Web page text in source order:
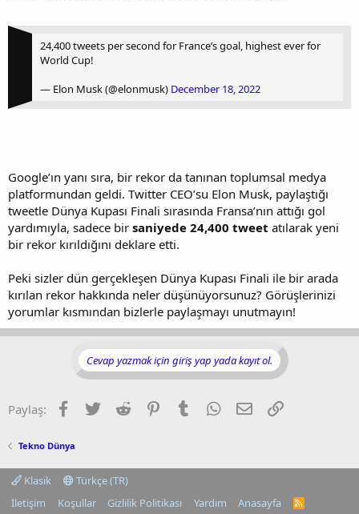
24,400 tweets per second for France’s goal, highest ever for
World Cup!
— Elon Musk (@elonmusk) December 18, 2022
Google’ın yanı sıra, bir rekor da tanınan toplumsal medya
platformundan geldi. Twitter CEO’su Elon Musk, paylaştığı
tweetle Dünya Kupası Finali sırasında Fransa’nın attığı gol
yardımıyla, sadece bir saniyede 24,400 tweet atılarak yeni
bir rekor kırıldığını deklare etti.
Peki sizler dün gerçekleşen Dünya Kupası Finali ile bir arada
kırılan rekor hakkında neler düşünüyorsunuz? Görüşlerinizi
yorumlar kısmından bizlerle paylaşmayı unutmayın!
Cevap yazmak için giriş yap yada kayıt ol.
Paylaş: Facebook
TwitterReddit PinterestTumblrWhatsApp
E-postaLink
Tekno Dünya
Klasik
Türkçe (TR)
İletişim
Koşullar Gizlilik Politikası Yardım Anasayfa
R